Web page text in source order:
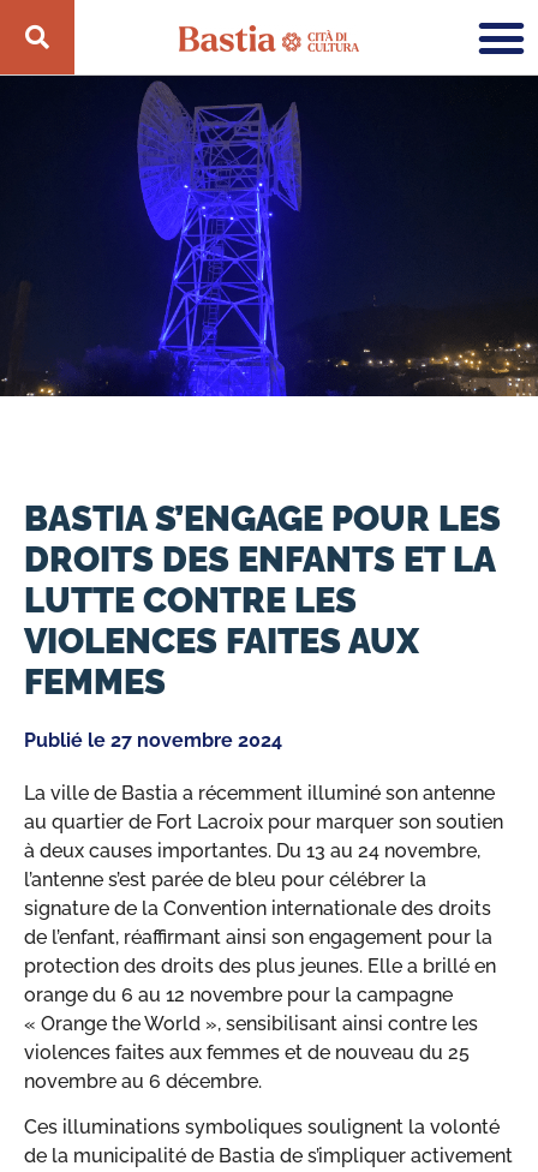
BASTIA S’ENGAGE POUR LES
DROITS DES ENFANTS ET LA
LUTTE CONTRE LES
VIOLENCES FAITES AUX
FEMMES
Publié le 27 novembre 2024
La ville de Bastia a récemment illuminé son antenne
au quartier de Fort Lacroix pour marquer son soutien
à deux causes importantes. Du 13 au 24 novembre,
l’antenne s’est parée de bleu pour célébrer la
signature de la Convention internationale des droits
de l’enfant, réaffirmant ainsi son engagement pour la
protection des droits des plus jeunes. Elle a brillé en
orange du 6 au 12 novembre pour la campagne
« Orange the World », sensibilisant ainsi contre les
violences faites aux femmes et de nouveau du 25
novembre au 6 décembre.
Ces illuminations symboliques soulignent la volonté
de la municipalité de Bastia de s’impliquer activement